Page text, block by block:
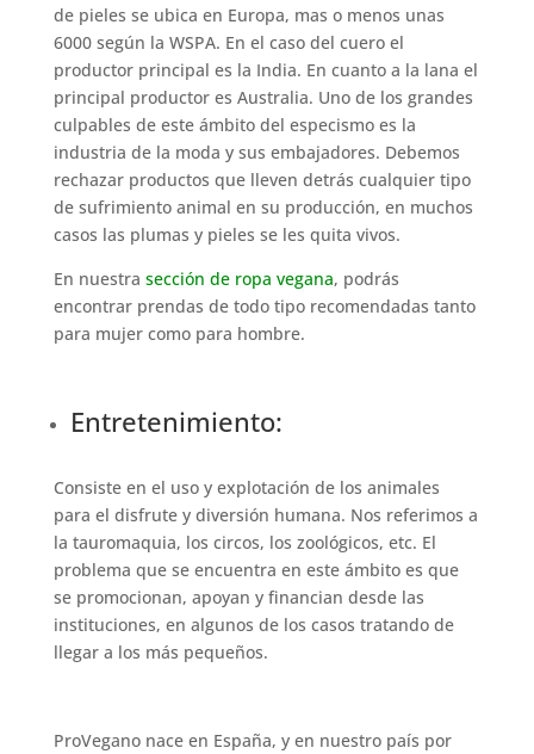
de pieles se ubica en Europa, mas o menos unas
6000 según la WSPA. En el caso del cuero el
productor principal es la India. En cuanto a la lana el
principal productor es Australia. Uno de los grandes
culpables de este ámbito del especismo es la
industria de la moda y sus embajadores. Debemos
rechazar productos que lleven detrás cualquier tipo
de sufrimiento animal en su producción, en muchos
casos las plumas y pieles se les quita vivos.
En nuestra sección de ropa vegana, podrás
encontrar prendas de todo tipo recomendadas tanto
para mujer como para hombre.
Entretenimiento:
Consiste en el uso y explotación de los animales
para el disfrute y diversión humana. Nos referimos a
la tauromaquia, los circos, los zoológicos, etc. El
problema que se encuentra en este ámbito es que
se promocionan, apoyan y financian desde las
instituciones, en algunos de los casos tratando de
llegar a los más pequeños.
ProVegano nace en España, y en nuestro país por